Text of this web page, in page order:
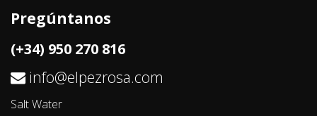
Pregúntanos
(+34) 950 270 816
info@elpezrosa.com
Salt Water